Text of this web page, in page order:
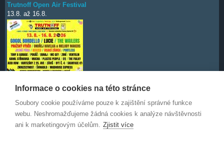
Trutnoff Open Air Festival
13.8. až 16.8.
Deep Purple
7.10.
Informace o cookies na této stránce
Soubory cookie používáme pouze k zajištění správné funkce
webu. Neshromažďujeme žádná cookies k analýze návštěvnosti
ani k marketingovým účelům. Zjistit více